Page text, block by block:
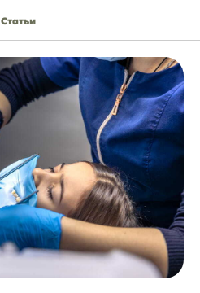
Статьи